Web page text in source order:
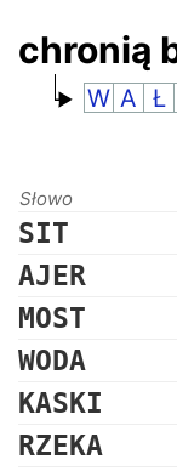
chronią
W A Ł
Słowo
SIT
AJER
MOST
WODA
KASKI
RZEKA